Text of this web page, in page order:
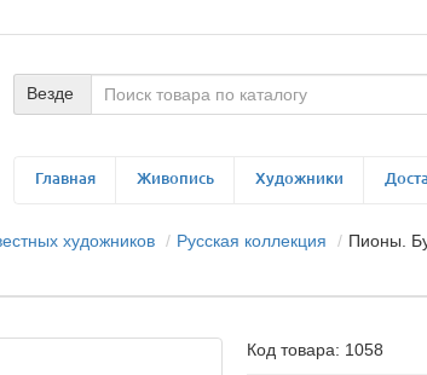
Везде
Главная Живопись Художники
художников Русская коллекция Пионы.
Код товара: 1058